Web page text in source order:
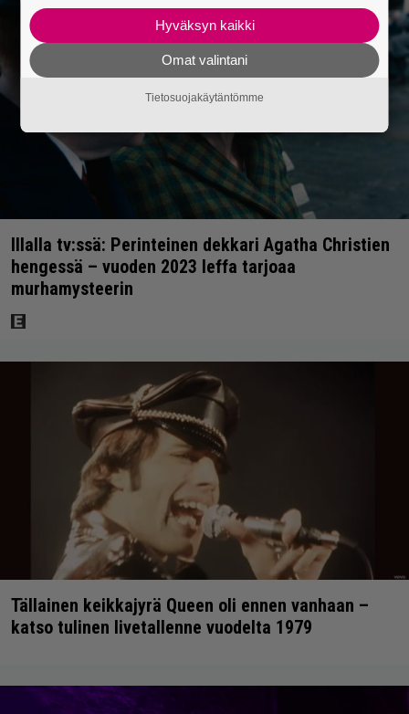
Illalla tv:ssä: Perinteinen dekkari Agatha Christien
hengessä – vuoden 2023 leffa tarjoaa
murhamysteerin
Tällainen keikkajyrä Queen oli ennen vanhaan –
katso tulinen livetallenne vuodelta 1979
Hyväksyn kaikki
Omat valintani
Tietosuojakäytäntömme